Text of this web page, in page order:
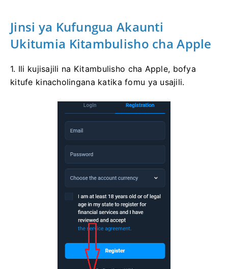
Jinsi ya Kufungua Akaunti
Ukitumia Kitambulisho cha Apple
1. Ili kujisajili na Kitambulisho cha Apple, bofya
kitufe kinacholingana katika fomu ya usajili.